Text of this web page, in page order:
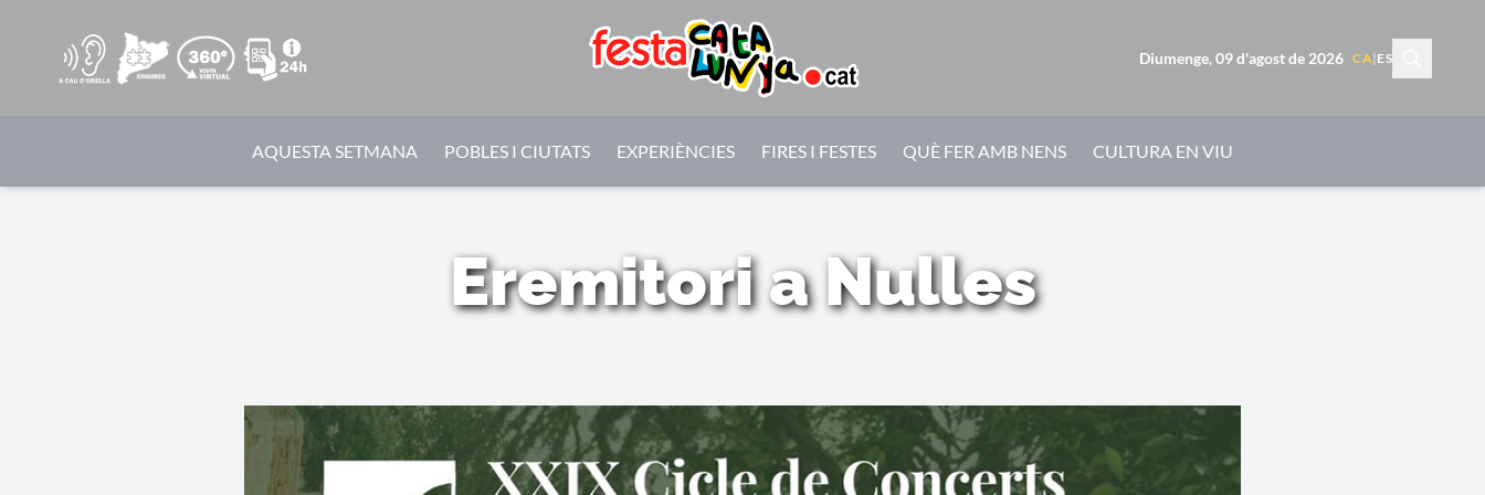
Diumenge, 09 d'agost de 2026 CA| ES
AQUESTA SETMANA POBLES I CIUTATS EXPERIÈNCIES FIRES I FESTES QUÈ FER AMB NENS CULTURA EN VIU
Eremitori a Nulles